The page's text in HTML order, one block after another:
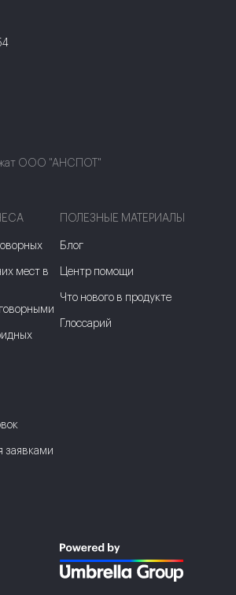
ООО "АНСПОТ"
мест в
заявками
ПОЛЕЗНЫЕ МАТЕРИАЛЫ
Блог
Центр помощи
Что нового в продукте
Глоссарий